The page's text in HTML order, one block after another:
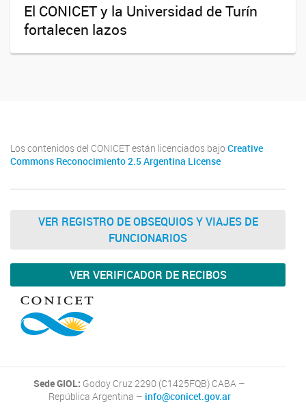
El CONICET y la Universidad de Turín
fortalecen lazos
Los contenidos del CONICET están licenciados bajo Creative
Commons Reconocimiento 2.5 Argentina License
VER REGISTRO DE OBSEQUIOS Y VIAJES DE
FUNCIONARIOS
VER VERIFICADOR DE RECIBOS
Sede GIOL: Godoy Cruz 2290 (C1425FQB) CABA –
República Argentina – info@conicet.gov.ar